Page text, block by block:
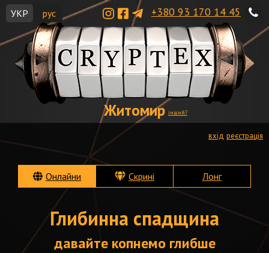
+380 93 170 14 45
Житомир інший?
вхід реєстрація
УКР рус
Онлайни Скрині Лонг
Глибинна спадщина
давайте копнемо глибше